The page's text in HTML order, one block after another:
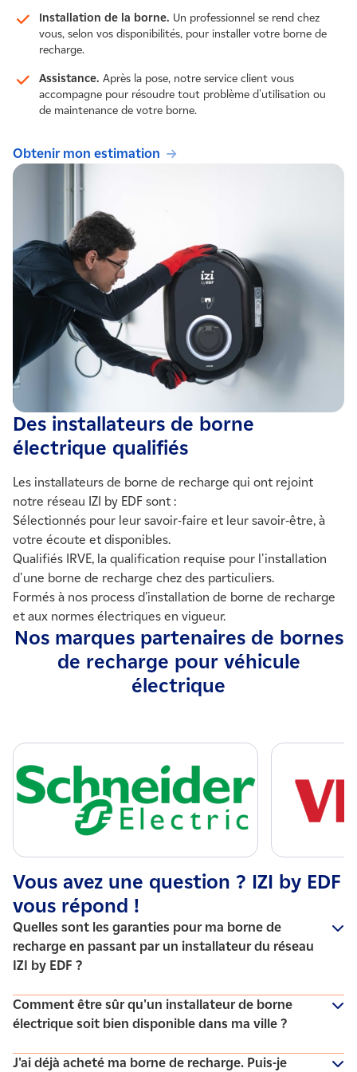
Installation de la borne. Un professionnel se rend chez
vous, selon vos disponibilités, pour installer votre borne de
recharge.
Assistance.Après la pose, notre service client vous
accompagne pour résoudre tout problème d'utilisation ou
de maintenance de votre borne.
Obtenir mon estimation
Des installateurs de borne
électrique qualifiés
Les installateurs de borne de recharge qui ont rejoint
notre réseau IZI by EDF sont :
Sélectionnés pour leur savoir-faire et leur savoir-être, à
votre écoute et disponibles.
Qualifiés IRVE, la qualification requise pour l'installation
d'une borne de recharge chez des particuliers.
Formés à nos process d’installation de borne de recharge
et aux normes électriques en vigueur.
Nos marques partenaires de bornes
de recharge pour véhicule
électrique
Vous avez une question ? IZI by EDF
vous répond !
Quelles sont les garanties pour ma borne de
recharge en passant par un installateur du réseau
IZI by EDF ?
Passer par un installateur de borne de recharge pour
voiture électrique, c'est un accompagnement de bout en
technique préalable à la pose, installation de la borne et
Comment être sûr qu'un installateur de borne
électrique soit bien disponible dans ma ville ?
Pour savoir si un électricien qualifié IRVE partenaire d’IZI
J'ai déjà acheté ma borne de recharge. Puis-je